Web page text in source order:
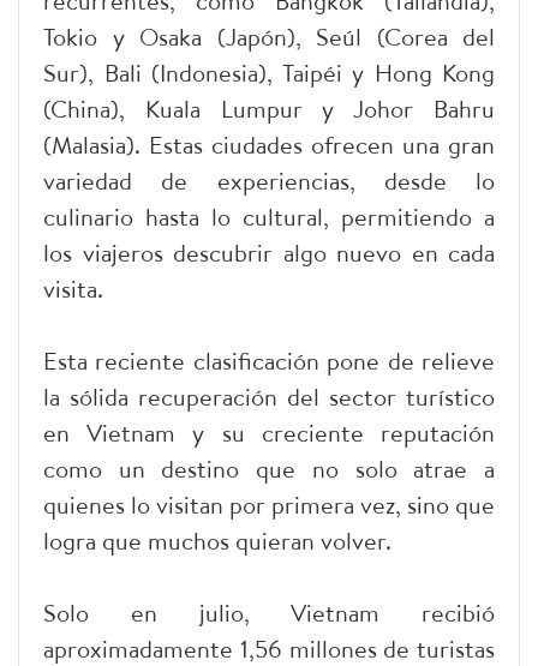
Tokio y Osaka (Japón), Seúl (Corea del
Sur), Bali (Indonesia), Taipéi y Hong Kong
(China), Kuala Lumpur y Johor Bahru
(Malasia). Estas ciudades ofrecen una gran
variedad de experiencias, desde lo
culinario hasta lo cultural, permitiendo a
los viajeros descubrir algo nuevo en cada
visita.
Esta reciente clasificación pone de relieve
la sólida recuperación del sector turístico
en Vietnam y su creciente reputación
como un destino que no solo atrae a
quienes lo visitan por primera vez, sino que
logra que muchos quieran volver.
Solo en julio, Vietnam recibió
aproximadamente 1,56 millones de turistas